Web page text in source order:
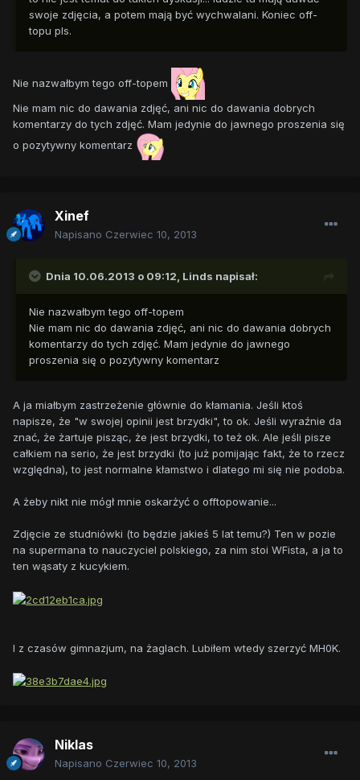
swoje zdjęcia, a potem mają być wychwalani. Koniec off-
topu pls.
Nie nazwałbym tego off-topem
Nie mam nic do dawania zdjęć, ani nic do dawania dobrych
komentarzy do tych zdjęć. Mam jedynie do jawnego proszenia się
o pozytywny komentarz
Xinef
Napisano Czerwiec 10, 2013
Dnia 10.06.2013 o 09:12, Linds napisał:
Nie nazwałbym tego off-topem
Nie mam nic do dawania zdjęć, ani nic do dawania dobrych
komentarzy do tych zdjęć. Mam jedynie do jawnego
proszenia się o pozytywny komentarz
A ja miałbym zastrzeżenie głównie do kłamania. Jeśli ktoś
napisze, że "w swojej opinii jest brzydki", to ok. Jeśli wyraźnie da
znać, że żartuje pisząc, że jest brzydki, to też ok. Ale jeśli pisze
całkiem na serio, że jest brzydki (to już pomijając fakt, że to rzecz
względna), to jest normalne kłamstwo i dlatego mi się nie podoba.
A żeby nikt nie mógł mnie oskarżyć o offtopowanie...
Zdjęcie ze studniówki (to będzie jakieś 5 lat temu?) Ten w pozie
na supermana to nauczyciel polskiego, za nim stoi WFista, a ja to
ten wąsaty z kucykiem.
I z czasów gimnazjum, na żaglach. Lubiłem wtedy szerzyć MH0K.
Niklas
Napisano Czerwiec 10, 2013